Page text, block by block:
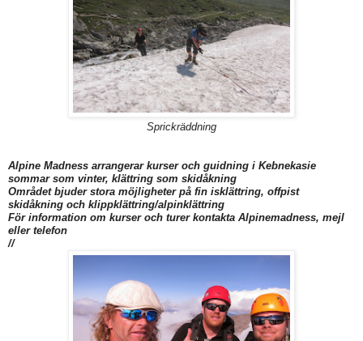
Sprickräddning
Alpine Madness arrangerar kurser och guidning i Kebnekasie
sommar som vinter, klättring som skidåkning
Området bjuder stora möjligheter på fin isklättring, offpist
skidåkning och klippklättring/alpinklättring
För information om kurser och turer kontakta Alpinemadness, mejl
eller telefon
//